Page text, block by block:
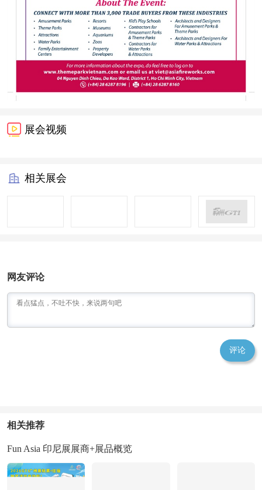
展会视频
相关展会
网友评论
评论
相关推荐
Fun Asia 印尼展展商+展品概览